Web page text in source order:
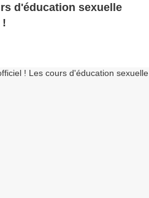
d'éducation sexuelle
!